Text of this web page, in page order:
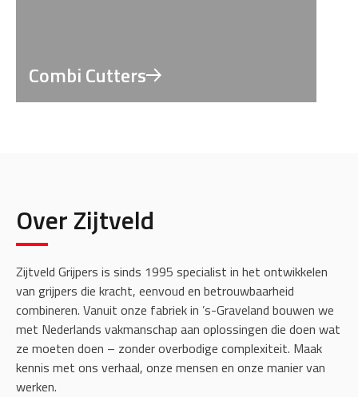
Combi Cutters
Over Zijtveld
Zijtveld Grijpers is sinds 1995 specialist in het ontwikkelen
van grijpers die kracht, eenvoud en betrouwbaarheid
combineren. Vanuit onze fabriek in ’s-Graveland bouwen we
met Nederlands vakmanschap aan oplossingen die doen wat
ze moeten doen – zonder overbodige complexiteit. Maak
kennis met ons verhaal, onze mensen en onze manier van
werken.